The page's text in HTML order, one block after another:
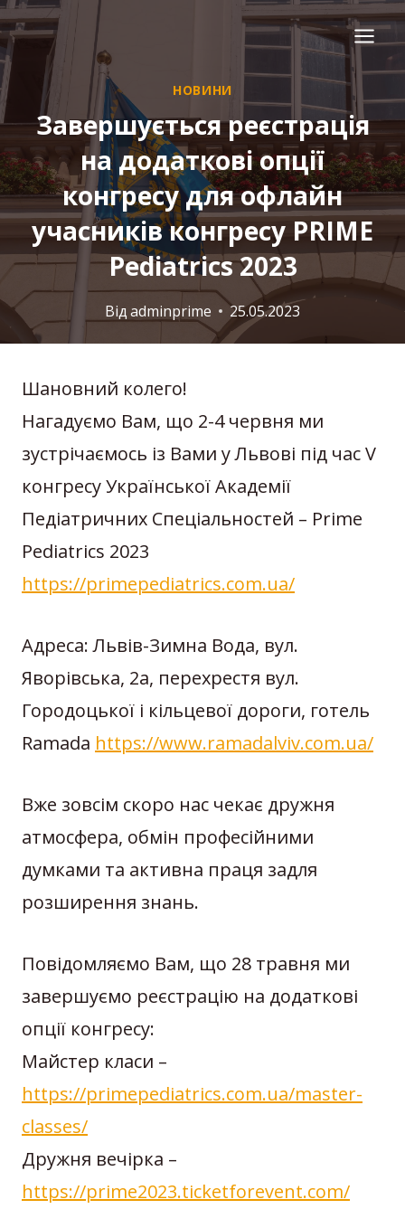
Перейти
до
вмісту
НОВИНИ
Завершується реєстрація
на додаткові опції
конгресу для офлайн
учасників конгресу PRIME
Pediatrics 2023
Відadminprime 25.05.2023
Шановний колего!
Нагадуємо Вам, що 2-4 червня ми
зустрічаємось із Вами у Львові під час V
конгресу Української Академії
Педіатричних Спеціальностей – Prime
Pediatrics 2023
https://primepediatrics.com.ua/
Адреса: Львів-Зимна Вода, вул.
Яворівська, 2а, перехрестя вул.
Городоцької і кільцевої дороги, готель
Ramada https://www.ramadalviv.com.ua/
Вже зовсім скоро нас чекає дружня
атмосфера, обмін професійними
думками та активна праця задля
розширення знань.
Повідомляємо Вам, що 28 травня ми
завершуємо реєстрацію на додаткові
опції конгресу:
Майстер класи –
https://primepediatrics.com.ua/master-
classes/
Дружня вечірка –
https://prime2023.ticketforevent.com/